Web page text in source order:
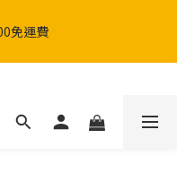
免運費
GP & AERON系列現已發